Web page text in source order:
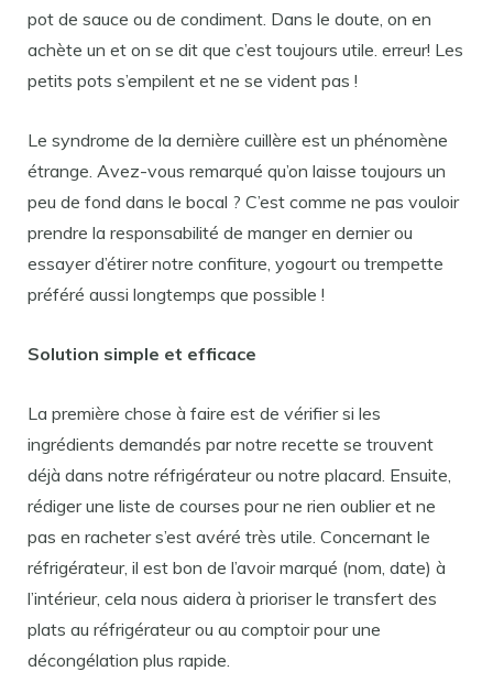
pot de sauce ou de condiment. Dans le doute, on en
achète un et on se dit que c’est toujours utile. erreur! Les
petits pots s’empilent et ne se vident pas !
Le syndrome de la dernière cuillère est un phénomène
étrange. Avez-vous remarqué qu’on laisse toujours un
peu de fond dans le bocal ? C’est comme ne pas vouloir
prendre la responsabilité de manger en dernier ou
essayer d’étirer notre confiture, yogourt ou trempette
préféré aussi longtemps que possible !
Solution simple et efficace
La première chose à faire est de vérifier si les
ingrédients demandés par notre recette se trouvent
déjà dans notre réfrigérateur ou notre placard. Ensuite,
rédiger une liste de courses pour ne rien oublier et ne
pas en racheter s’est avéré très utile. Concernant le
réfrigérateur, il est bon de l’avoir marqué (nom, date) à
l’intérieur, cela nous aidera à prioriser le transfert des
plats au réfrigérateur ou au comptoir pour une
décongélation plus rapide.